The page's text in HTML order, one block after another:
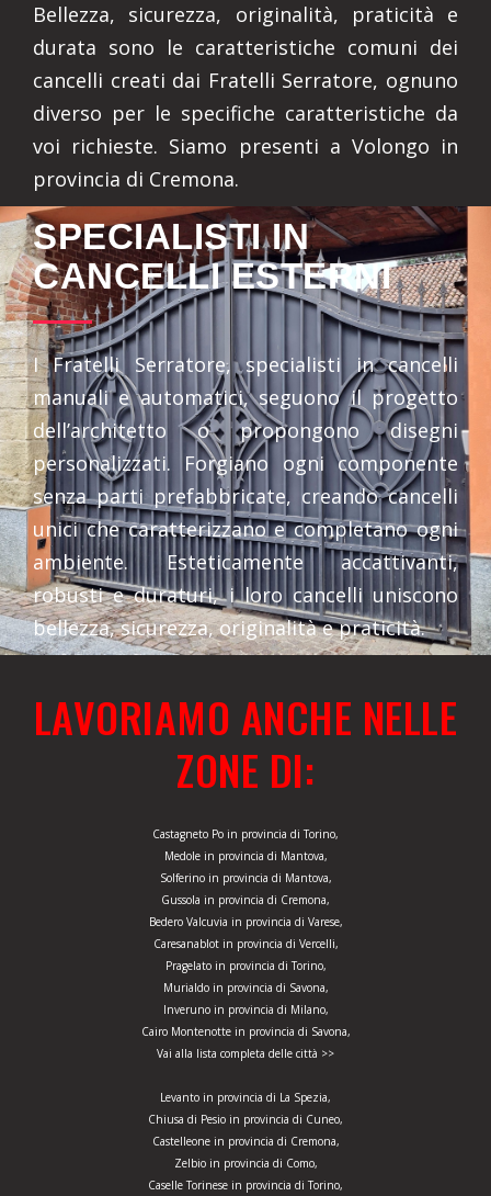
Bellezza, sicurezza, originalità, praticità e
durata sono le caratteristiche comuni dei
cancelli creati dai Fratelli Serratore, ognuno
diverso per le specifiche caratteristiche da
voi richieste. Siamo presenti a Volongo in
provincia di Cremona.
SPECIALISTI IN
CANCELLI ESTERNI
I Fratelli Serratore, specialisti in cancelli
manuali e automatici, seguono il progetto
dell’architetto o propongono disegni
personalizzati. Forgiano ogni componente
senza parti prefabbricate, creando cancelli
unici che caratterizzano e completano ogni
ambiente. Esteticamente accattivanti,
robusti e duraturi, i loro cancelli uniscono
bellezza, sicurezza, originalità e praticità.
LAVORIAMO ANCHE NELLE
ZONE DI:
Castagneto Po in provincia di Torino,
Medole in provincia di Mantova,
Solferino in provincia di Mantova,
Gussola in provincia di Cremona,
Bedero Valcuvia in provincia di Varese,
Caresanablot in provincia di Vercelli,
Pragelato in provincia di Torino,
Murialdo in provincia di Savona,
Inveruno in provincia di Milano,
Cairo Montenotte in provincia di Savona,
Vai alla lista completa delle città >>
Levanto in provincia di La Spezia,
Chiusa di Pesio in provincia di Cuneo,
Castelleone in provincia di Cremona,
Zelbio in provincia di Como,
Caselle Torinese in provincia di Torino,